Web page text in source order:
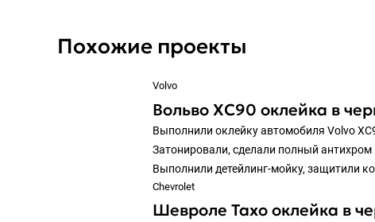
Похожие проекты
Volvo
Вольво ХС90 оклейка в
Выполнили оклейку автомобиля Volvo
Затонировали, сделали полный
Выполнили детейлинг-мойку, защитили
Chevrolet
Шевроле Тахо оклейка в